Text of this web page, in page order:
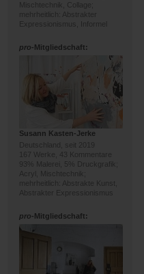
Mischtechnik, Collage;
mehrheitlich: Abstrakter
Expressionismus, Informel
pro-Mitgliedschaft:
Susann Kasten-Jerke
Deutschland, seit 2019
167 Werke, 43 Kommentare
93% Malerei, 5% Druckgrafik;
Acryl, Mischtechnik;
mehrheitlich: Abstrakte Kunst,
Abstrakter Expressionismus
pro-Mitgliedschaft: